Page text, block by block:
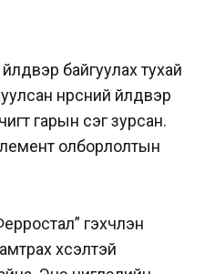
үйлдвэр байгуулах тухай
нүүрсний үйлдвэр
гарын үсэг зурсан.
олборлолтын
гэхчлэн
хүсэлтэй